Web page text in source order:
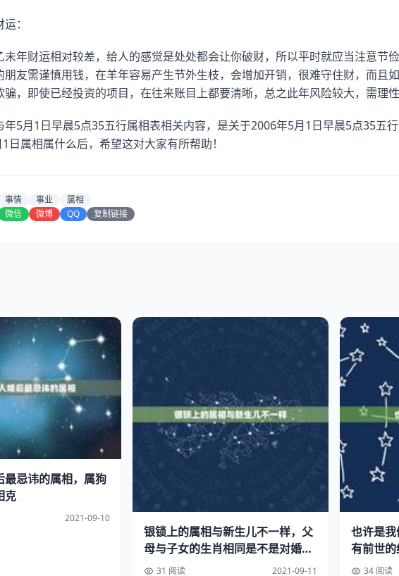
：
未年财运相对较差，给人的感觉是处处都会让你破财，所以平时就应当注意节
朋友需谨慎用钱，在羊年容易产生节外生枝，会增加开销，很难守住财，而且
骗，即使已经投资的项目，在往来账目上都要清晰，总之此年风险较大，需理性
年5月1日早晨5点35五行属相表相关内容，是关于2006年5月1日早晨5点35五
日属相属什么后，希望这对大家有所帮助！
事情 事业 属相
微信 微博 QQ 复制链接
最忌讳的属相，属狗
克
2021-09-10
银锁上的属相与新生儿不一样，父
母与子女的生肖相同是不是对婚姻
不利31 阅读 2021-09-11
也许是
有前世
34 阅读